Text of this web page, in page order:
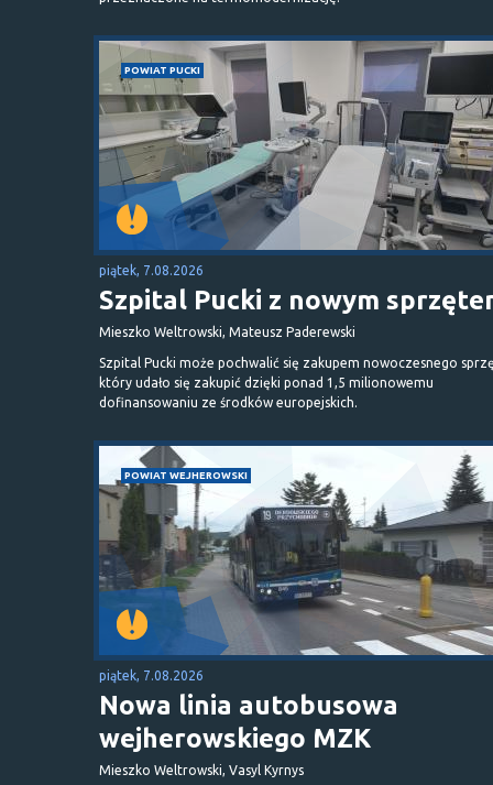
POWIAT PUCKI
piątek, 7.08.2026
Szpital Pucki z nowym
Mieszko Weltrowski, Mateusz Paderewski
Szpital Pucki może pochwalić się zakupem nowoczesnego
który udało się zakupić dzięki ponad 1,5 milionowemu
dofinansowaniu ze środków europejskich.
POWIAT WEJHEROWSKI
piątek, 7.08.2026
Nowa linia autobusowa
wejherowskiego MZK
Mieszko Weltrowski, Vasyl Kyrnys